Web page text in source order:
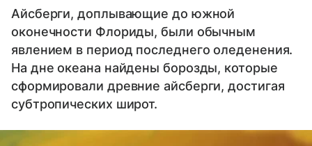
Айсберги, доплывающие до южной
оконечности Флориды, были обычным
явлением в период последнего оледенения.
На дне океана найдены борозды, которые
сформировали древние айсберги, достигая
субтропических широт.